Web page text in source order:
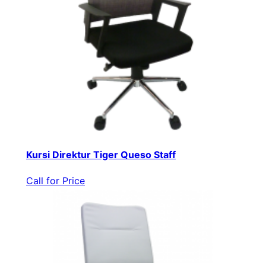
Kursi Direktur Tiger Queso Staff
Call for Price